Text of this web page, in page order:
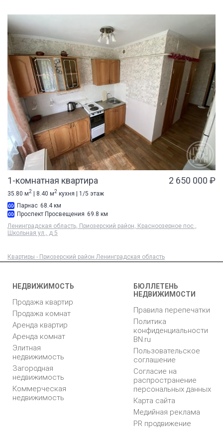
1-комнатная квартира 2 650 000 ₽
35.80 м2 | 8.40 м2 кухня | 1/5 этаж
Парнас 68.4 км
Проспект Просвещения 69.8 км
Ленинградская область, Приозерский район, Красноозерное пос.,
Школьная ул., д 5
Квартиры - Приозерский район Ленинградская область
НЕДВИЖИМОСТЬ
Продажа квартир
Продажа комнат
Аренда квартир
Аренда комнат
Элитная
недвижимость
Загородная
недвижимость
Коммерческая
недвижимость
БЮЛЛЕТЕНЬ
НЕДВИЖИМОСТИ
Правила перепечатки
Политика
конфиденциальности
BN.ru
Пользовательское
соглашение
Согласие на
распространение
персональных данных
Карта сайта
Медийная реклама
PR продвижение